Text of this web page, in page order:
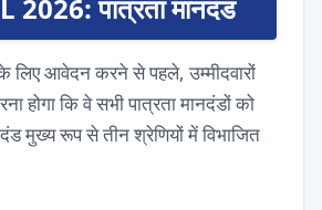
2026: पात्रता मानदंड
लिए आवेदन करने से पहले, उम्मीदवारों
होगा कि वे सभी पात्रता मानदंडों को
मुख्य रूप से तीन श्रेणियों में विभाजित